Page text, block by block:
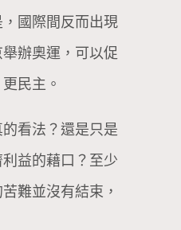
國際間反而出現
辦奧運，可以促
民主。
看法？還是只是
益的藉口？至少
難並沒有結束，